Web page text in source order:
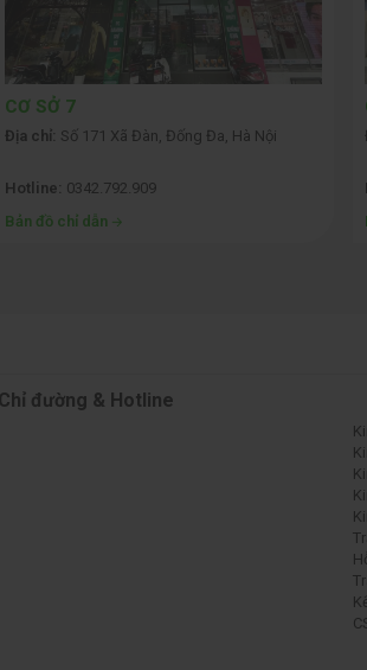
CƠ SỞ 7
Địa chỉ: Số 171 Xã Đàn, Đống Đa, Hà Nội
Hotline: 0342.792.909
Bản đồ chỉ dẫn
Chỉ đường & Hotline